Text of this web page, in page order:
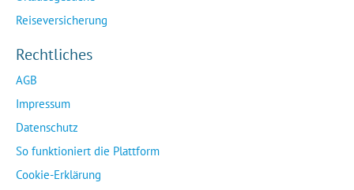
Reiseversicherung
Rechtliches
AGB
Impressum
Datenschutz
So funktioniert die Plattform
Cookie-Erklärung